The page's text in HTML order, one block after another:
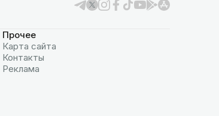
Прочее
Карта сайта
Контакты
Реклама